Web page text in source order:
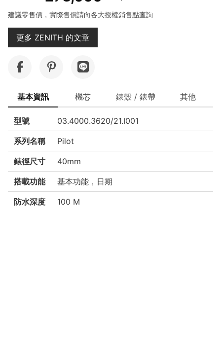
建議零售價，實際售價請向各大授權銷售點查詢
更多 ZENITH 的文章
基本資訊 機芯 錶殼 / 錶帶 其他
型號 03.4000.3620/21.I001
系列名稱 Pilot
錶徑尺寸 40mm
搭載功能 基本功能，日期
防水深度 100 M